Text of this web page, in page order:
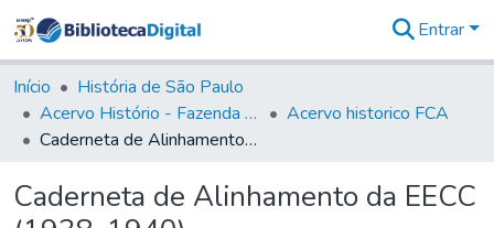
&
Coleções
Tudo na
Biblioteca
Estatísticas
Entrar
Início
História de São Paulo
Acervo Histório - Fazenda Lageado
Acervo historico FCA
Caderneta de Alinhamento da EECC (1938-1940).
Caderneta de Alinhamento da EECC